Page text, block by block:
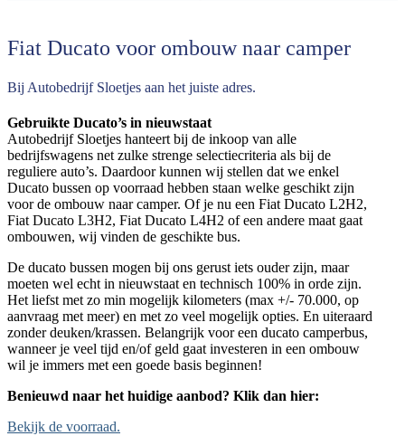
Fiat Ducato voor ombouw naar camper
Bij Autobedrijf Sloetjes aan het juiste adres.
Gebruikte Ducato’s in nieuwstaat
Autobedrijf Sloetjes hanteert bij de inkoop van alle
bedrijfswagens net zulke strenge selectiecriteria als bij de
reguliere auto’s. Daardoor kunnen wij stellen dat we enkel
Ducato bussen op voorraad hebben staan welke geschikt zijn
voor de ombouw naar camper. Of je nu een Fiat Ducato L2H2,
Fiat Ducato L3H2, Fiat Ducato L4H2 of een andere maat gaat
ombouwen, wij vinden de geschikte bus.
De ducato bussen mogen bij ons gerust iets ouder zijn, maar
moeten wel echt in nieuwstaat en technisch 100% in orde zijn.
Het liefst met zo min mogelijk kilometers (max +/- 70.000, op
aanvraag met meer) en met zo veel mogelijk opties. En uiteraard
zonder deuken/krassen. Belangrijk voor een ducato camperbus,
wanneer je veel tijd en/of geld gaat investeren in een ombouw
wil je immers met een goede basis beginnen!
Benieuwd naar het huidige aanbod? Klik dan hier:
Bekijk de voorraad.